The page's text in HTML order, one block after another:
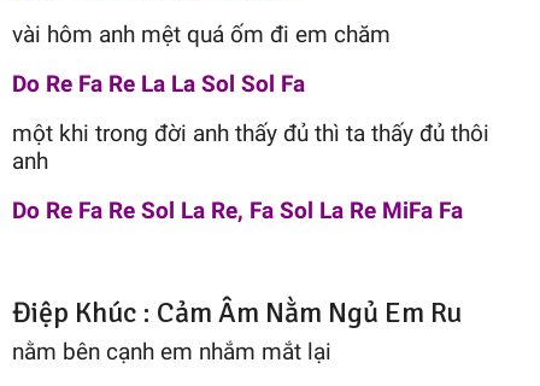
vài hôm anh mệt quá ốm đi em chăm
Do Re Fa Re La La Sol Sol Fa
một khi trong đời anh thấy đủ thì ta thấy đủ thôi
anh
Do Re Fa Re Sol La Re, Fa Sol La Re MiFa Fa
Điệp Khúc : Cảm Âm Nằm Ngủ Em Ru
nằm bên cạnh em nhắm mắt lại